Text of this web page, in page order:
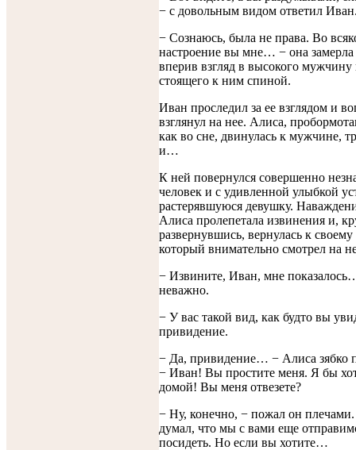
− с довольным видом ответил
− Сознаюсь, была не права. Во
настроение вы мне… − она замерла
вперив взгляд в высокого мужчину
стоящего к ним спиной.
Иван проследил за ее взглядом и
взглянул на нее. Алиса,
как во сне, двинулась к мужчине,
и…
К ней повернулся совершенно
человек и с удивленной улыбкой
растерявшуюся девушку.
Алиса пролепетала извинения и,
развернувшись, вернулась к
который внимательно смотрел на
− Извините, Иван, мне
неважно.
− У вас такой вид, как будто вы
привидение.
− Да, привидение… − Алиса зябко
− Иван! Вы простите меня. Я бы
домой! Вы меня отвезете?
− Ну, конечно, − пожал он
думал, что мы с вами еще
посидеть. Но если вы хотите…